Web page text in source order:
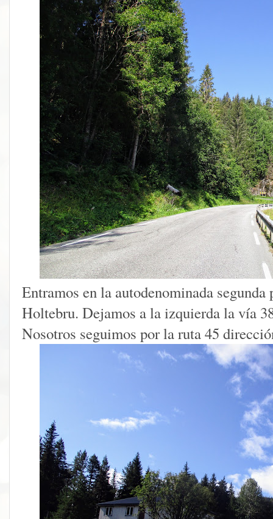
Entramos en la autodenominada
Holtebru. Dejamos a la izquierda la vía
Nosotros seguimos por la ruta 45